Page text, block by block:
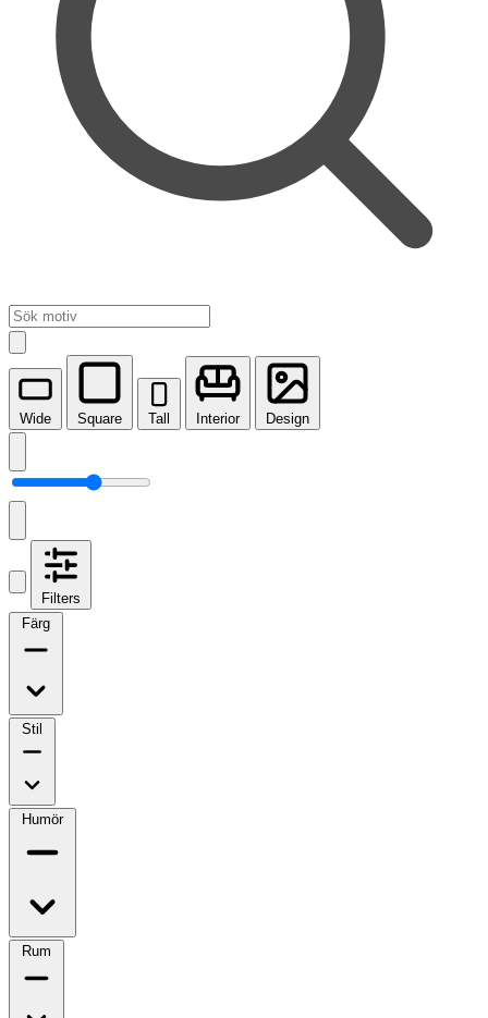
Wide Square Tall Interior Design
Filters
Färg
Stil
Humör
Rum